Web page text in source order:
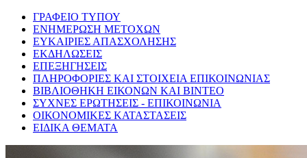
ΓΡΑΦΕΙΟ ΤΥΠΟΥ
ΕΝΗΜΕΡΩΣΗ ΜΕΤΟΧΩΝ
ΕΥΚΑΙΡΙΕΣ ΑΠΑΣΧΟΛΗΣΗΣ
ΕΚΔΗΛΩΣΕΙΣ
ΕΠΕΞΗΓΗΣΕΙΣ
ΠΛΗΡΟΦΟΡΙΕΣ ΚΑΙ ΣΤΟΙΧΕΙΑ ΕΠΙΚΟΙΝΩΝΙΑΣ
ΒΙΒΛΙΟΘΗΚΗ ΕΙΚΟΝΩΝ ΚΑΙ ΒΙΝΤΕΟ
ΣΥΧΝΕΣ ΕΡΩΤΗΣΕΙΣ - ΕΠΙΚΟΙΝΩΝΙΑ
ΟΙΚΟΝΟΜΙΚΕΣ ΚΑΤΑΣΤΑΣΕΙΣ
ΕΙΔΙΚΑ ΘΕΜΑΤΑ